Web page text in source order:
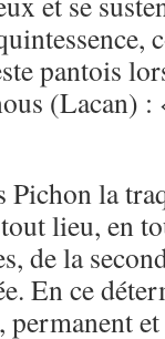
pantois
(Lacan)
la
lieu, en
de la
En ce